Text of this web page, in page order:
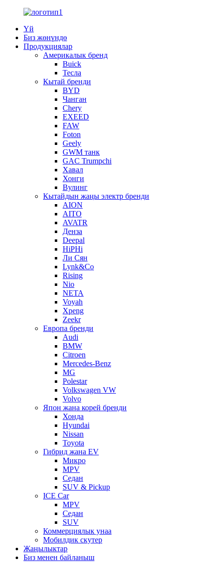
Үй
Биз жөнүндө
Продукциялар
Америкалык бренд
Buick
Тесла
Кытай бренди
BYD
Чанган
Chery
EXEED
FAW
Foton
Geely
GWM танк
GAC Trumpchi
Хавал
Хонги
Вулинг
Кытайдын жаңы электр бренди
AION
AITO
AVATR
Денза
Deepal
HiPHi
Ли Сян
Lynk&Co
Rising
Nio
NETA
Voyah
Xpeng
Zeekr
Европа бренди
Audi
BMW
Citroen
Mercedes-Benz
MG
Polestar
Volkswagen VW
Volvo
Япон жана корей бренди
Хонда
Hyundai
Nissan
Toyota
Гибрид жана EV
Микро
MPV
Седан
SUV & Pickup
ICE Car
MPV
Седан
SUV
Коммерциялык унаа
Мобилдик скутер
Жаңылыктар
Биз менен байланыш